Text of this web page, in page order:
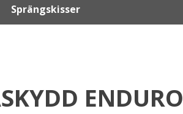
Sprängskisser
ENDURO